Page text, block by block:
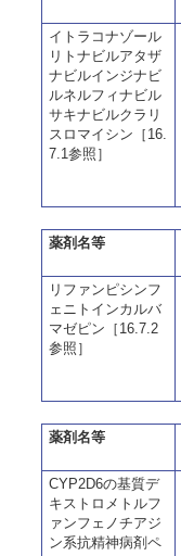
イトラコナゾール
リトナビルアタザ
ナビルインジナビ
ルネルフィナビル
サキナビルクラリ
スロマイシン［16.
7.1参照］
薬剤名等
リファンピシンフ
ェニトインカルバ
マゼピン［16.7.2
参照］
薬剤名等
CYP2D6の基質デ
キストロメトルフ
ァンフェノチアジ
ン系抗精神病剤ペ